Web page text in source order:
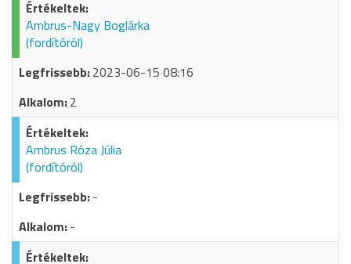
Ambrus-Nagy Boglárka
(fordítóról)
2023-06-15 08:16
2
Ambrus Róza Júlia
(fordítóról)
-
-